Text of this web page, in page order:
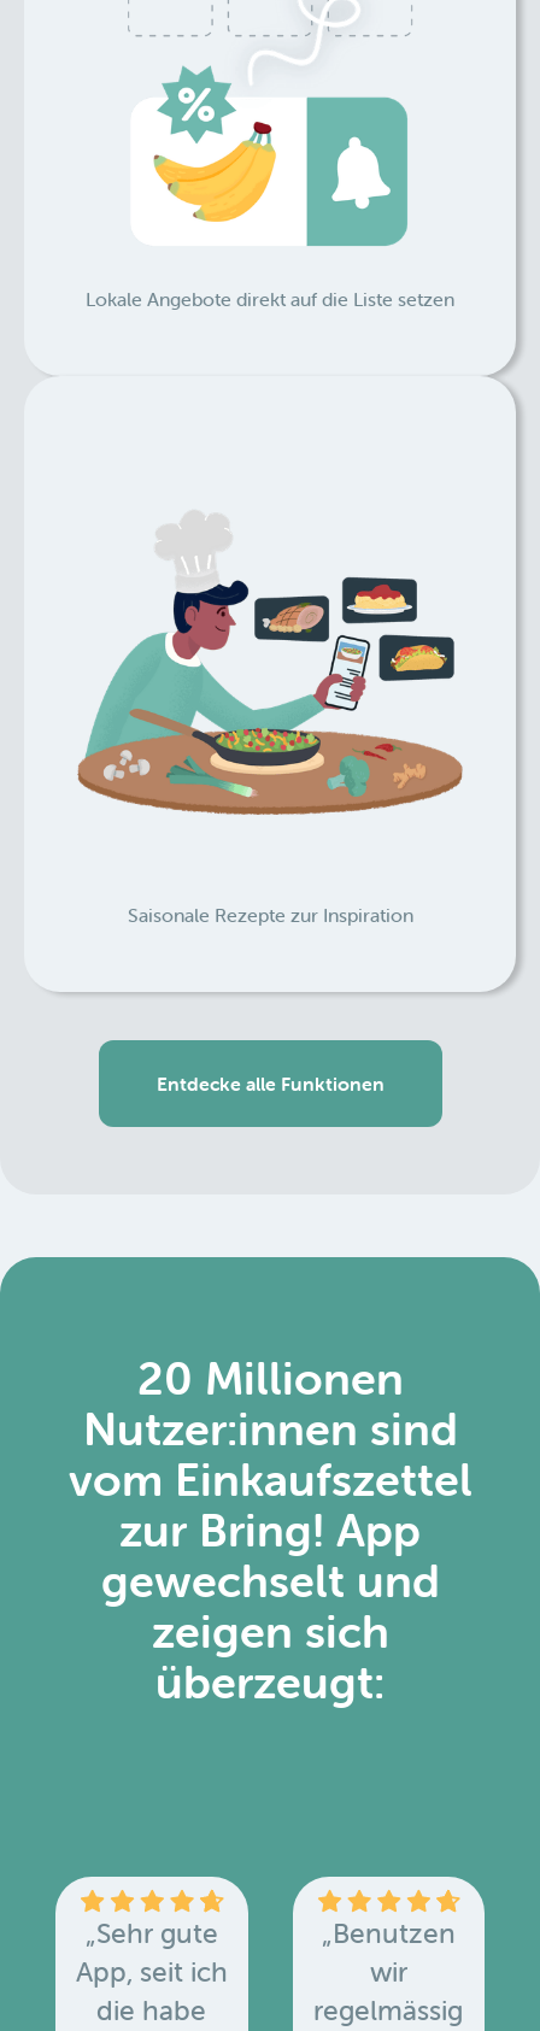
Lokale Angebote direkt auf die Liste setzen
Saisonale Rezepte zur Inspiration
Entdecke alle Funktionen
20 Millionen
Nutzer:innen sind
vom Einkaufszettel
zur Bring! App
gewechselt und
zeigen sich
überzeugt:
„Sehr gute
App, seit ich
die habe
„Benutzen
wir
regelmässig